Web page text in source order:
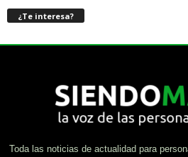
¿Te interesa?
Toda las noticias de actualidad para